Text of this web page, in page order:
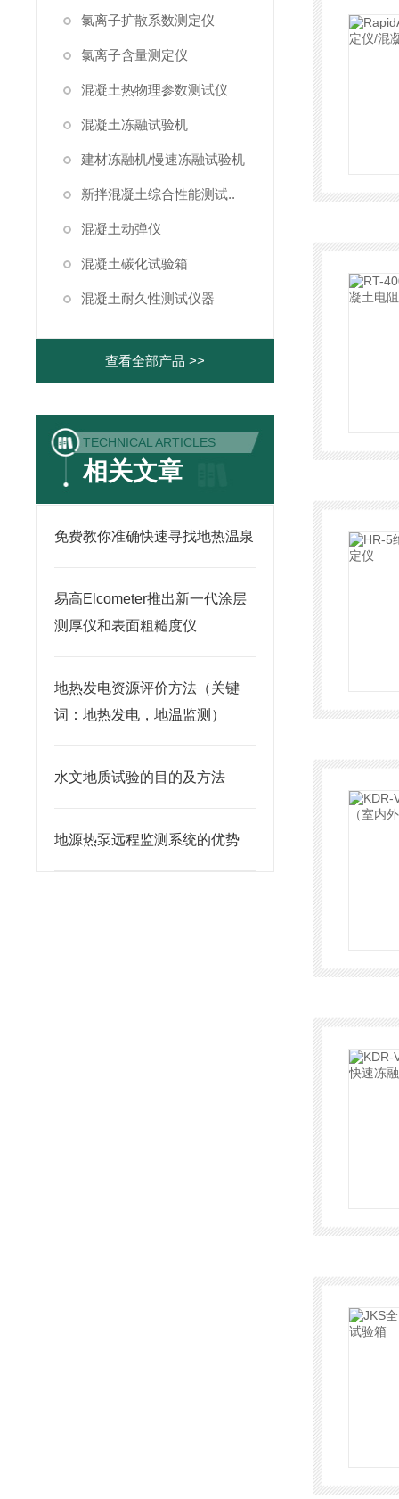
氯离子扩散系数测定仪
氯离子含量测定仪
混凝土热物理参数测试仪
混凝土冻融试验机
建材冻融机/慢速冻融试验机
新拌混凝土综合性能测试..
混凝土动弹仪
混凝土碳化试验箱
混凝土耐久性测试仪器
查看全部产品 >>
TECHNICAL ARTICLES
相关文章
免费教你准确快速寻找地热温泉
易高Elcometer推出新一代涂层
测厚仪和表面粗糙度仪
地热发电资源评价方法（关键
词：地热发电，地温监测）
水文地质试验的目的及方法
地源热泵远程监测系统的优势